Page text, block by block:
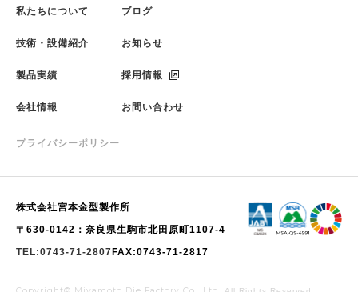
私たちについて
技術・設備紹介
製品実績
会社情報
ブログ
お知らせ
採用情報
お問い合わせ
プライバシーポリシー
株式会社宮本金型製作所
〒630-0142：奈良県生駒市北田原町1107-4
TEL:0743-71-2807 FAX:0743-71-2817